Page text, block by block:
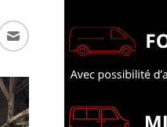
Twittersur LinkedIn
Partager par E-mail